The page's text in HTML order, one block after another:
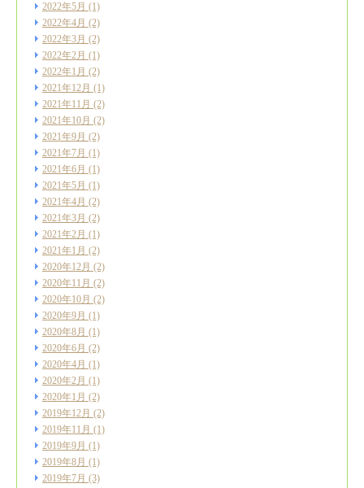
2022年5月 (1)
2022年4月 (2)
2022年3月 (2)
2022年2月 (1)
2022年1月 (2)
2021年12月 (1)
2021年11月 (2)
2021年10月 (2)
2021年9月 (2)
2021年7月 (1)
2021年6月 (1)
2021年5月 (1)
2021年4月 (2)
2021年3月 (2)
2021年2月 (1)
2021年1月 (2)
2020年12月 (2)
2020年11月 (2)
2020年10月 (2)
2020年9月 (1)
2020年8月 (1)
2020年6月 (2)
2020年4月 (1)
2020年2月 (1)
2020年1月 (2)
2019年12月 (2)
2019年11月 (1)
2019年9月 (1)
2019年8月 (1)
2019年7月 (3)